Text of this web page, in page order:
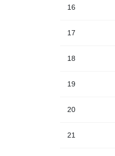
16
17
18
19
20
21